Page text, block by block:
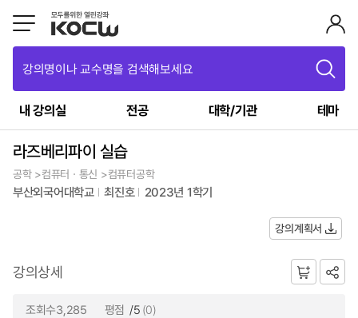
강의명이나 교수명을 검색해보세요
내 강의실 전공 대학/기관 테마
라즈베리파이 실습
공학 >컴퓨터ㆍ통신 >컴퓨터공학
부산외국어대학교 최진호 2023년 1학기
강의계획서
강의상세
조회수3,285 평점 /5 (0)